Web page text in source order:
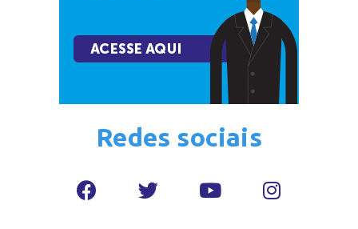
Redes sociais